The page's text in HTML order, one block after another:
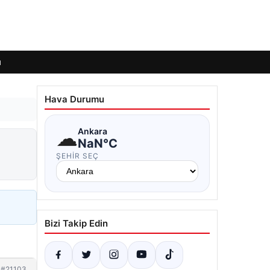
Hava Durumu
☁Ankara
NaN°C
ŞEHIR SEÇ
Bizi Takip Edin